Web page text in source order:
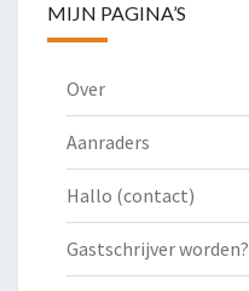
MIJN PAGINA’S
Over
Aanraders
Hallo (contact)
Gastschrijver worden?